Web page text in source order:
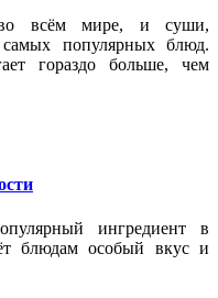
во всём мире, и суши,
популярных блюд.
гораздо больше, чем
ингредиент в
блюдам особый вкус и